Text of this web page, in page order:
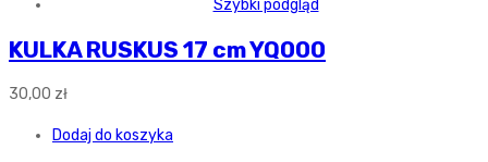
Szybki podgląd
KULKA RUSKUS 17 cm YQ000
30,00 zł
Dodaj do koszyka